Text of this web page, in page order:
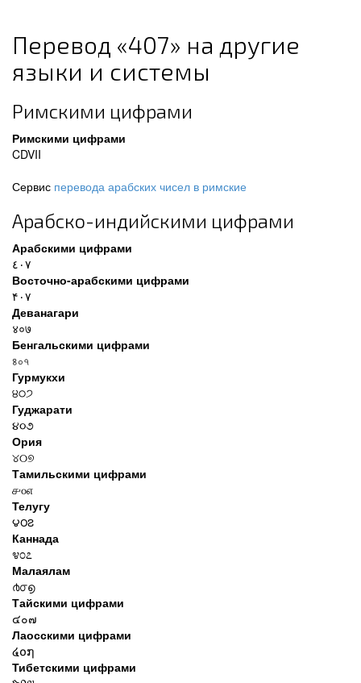
Перевод «407» на другие
языки и системы
Римскими цифрами
Римскими цифрами
CDVII
Сервис перевода арабских чисел в римские
Арабско-индийскими цифрами
Арабскими цифрами
٤٠٧
Восточно-арабскими цифрами
۴۰۷
Деванагари
४०७
Бенгальскими цифрами
৪০৭
Гурмукхи
੪੦੭
Гуджарати
૪૦૭
Ория
୪୦୭
Тамильскими цифрами
௪௦௭
Телугу
౪౦౭
Каннада
೪೦೭
Малаялам
൪൦൭
Тайскими цифрами
๔๐๗
Лаосскими цифрами
໔໐໗
Тибетскими цифрами